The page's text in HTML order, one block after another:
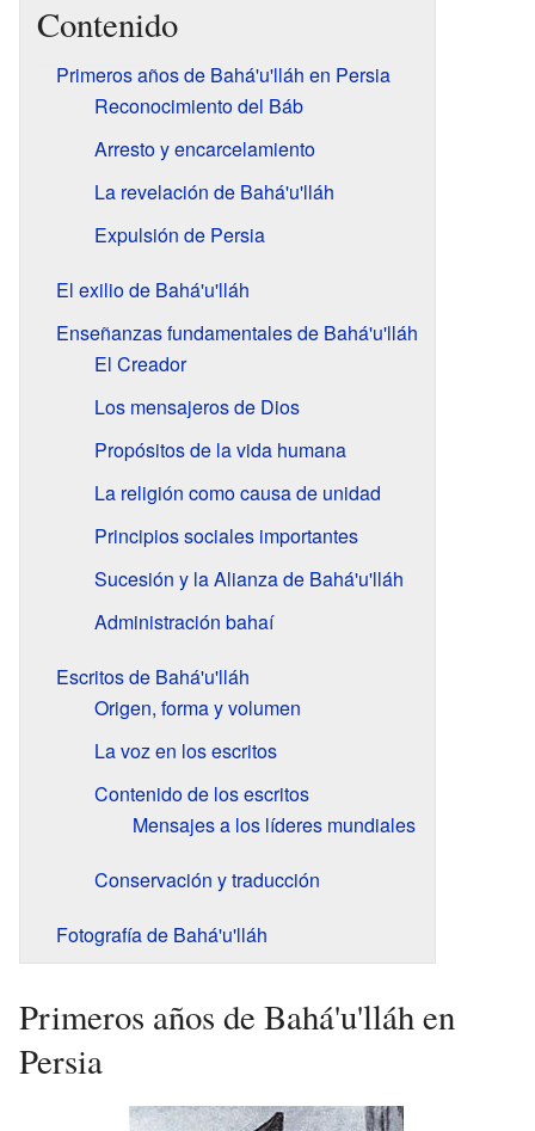
Contenido
Primeros años de Bahá'u'lláh en Persia
Reconocimiento del Báb
Arresto y encarcelamiento
La revelación de Bahá'u'lláh
Expulsión de Persia
El exilio de Bahá'u'lláh
Enseñanzas fundamentales de Bahá'u'lláh
El Creador
Los mensajeros de Dios
Propósitos de la vida humana
La religión como causa de unidad
Principios sociales importantes
Sucesión y la Alianza de Bahá'u'lláh
Administración bahaí
Escritos de Bahá'u'lláh
Origen, forma y volumen
La voz en los escritos
Contenido de los escritos
Mensajes a los líderes mundiales
Conservación y traducción
Fotografía de Bahá'u'lláh
Primeros años de Bahá'u'lláh en
Persia